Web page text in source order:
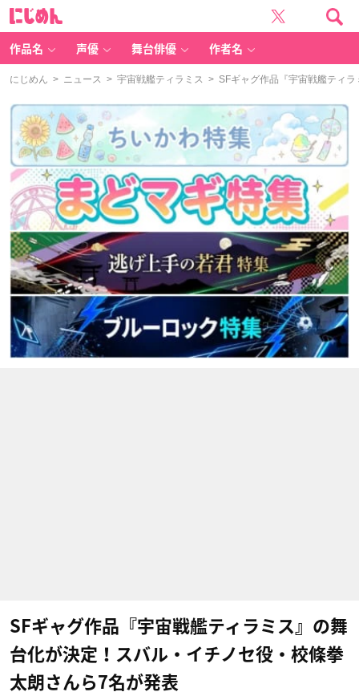
作品名 声優 舞台俳優 作者名
にじめん > ニュース > 宇宙戦艦ティラミス > SFギャグ作品『宇宙戦艦ティ
SFギャグ作品『宇宙戦艦ティラミス』の舞
台化が決定！スバル・イチノセ役・校條拳
太朗さんら7名が発表